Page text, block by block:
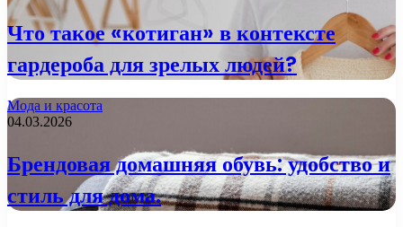
Что такое «котиган» в контексте
гардероба для зрелых людей?
Мода и красота
04.03.2026
Брендовая домашняя обувь: удобство и
стиль для дома.